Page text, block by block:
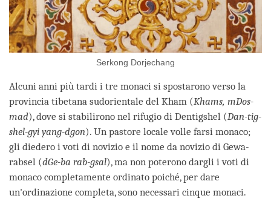
Serkong Dorjechang
Alcuni anni più tardi i tre monaci si spostarono verso la
provincia tibetana sudorientale del Kham (Khams, mDos-
mad), dove si stabilirono nel rifugio di Dentigshel (Dan-tig-
shel-gyi yang-dgon). Un pastore locale volle farsi monaco;
gli diedero i voti di novizio e il nome da novizio di Gewa-
rabsel (dGe-ba rab-gsal), ma non poterono dargli i voti di
monaco completamente ordinato poiché, per dare
un'ordinazione completa, sono necessari cinque monaci.